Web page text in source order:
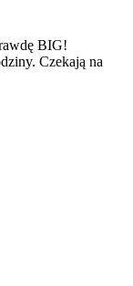
BIG!
Czekają na